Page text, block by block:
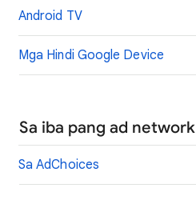
Android TV
Mga Hindi Google Device
Sa iba pang ad network
Sa AdChoices